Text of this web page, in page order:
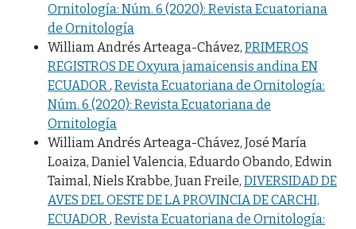
Ornitología: Núm. 6 (2020): Revista Ecuatoriana
de Ornitología
William Andrés Arteaga-Chávez, PRIMEROS
REGISTROS DE Oxyura jamaicensis andina EN
ECUADOR , Revista Ecuatoriana de Ornitología:
Núm. 6 (2020): Revista Ecuatoriana de
Ornitología
William Andrés Arteaga-Chávez, José María
Loaiza, Daniel Valencia, Eduardo Obando, Edwin
Taimal, Niels Krabbe, Juan Freile, DIVERSIDAD DE
AVES DEL OESTE DE LA PROVINCIA DE CARCHI,
ECUADOR , Revista Ecuatoriana de Ornitología: